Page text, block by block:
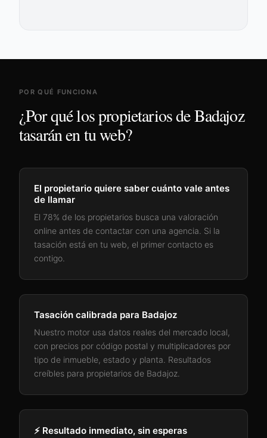
POR QUÉ FUNCIONA
¿Por qué los propietarios deBadajoz
tasarán en tu web?
El propietario quiere saber cuánto vale antes
de llamar
El 78% de los propietarios busca una valoración
online antes de contactar con una agencia. Si la
tasación está en tu web, el primer contacto es
contigo.
Tasación calibrada para Badajoz
Nuestro motor usa datos reales del mercado local,
con precios por código postal y multiplicadores por
tipo de inmueble, estado y planta. Resultados
creíbles para propietarios de Badajoz
⚡ Resultado inmediato, sin esperas